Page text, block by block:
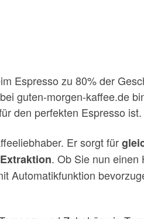
Espresso zu 80% der
guten-morgen-kaffee.de
den perfekten Espresso ist.
Er sorgt für
. Ob Sie nun einen
Automatikfunktion